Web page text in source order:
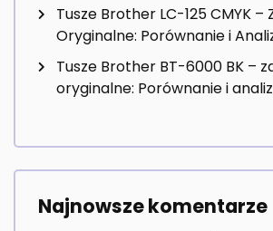
Tusze Brother LC-125 CMYK –
Oryginalne: Porównanie i
Tusze Brother BT-6000 BK –
oryginalne: Porównanie i
Najnowsze komentarze